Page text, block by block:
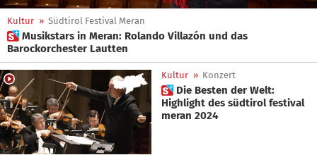
Kultur » Südtirol Festival Meran
 Musikstars in Meran: Rolando Villazón und das
Barockorchester Lautten
Kultur » Konzert
 Die Besten der Welt:
Highlight des südtirol festival
meran 2024